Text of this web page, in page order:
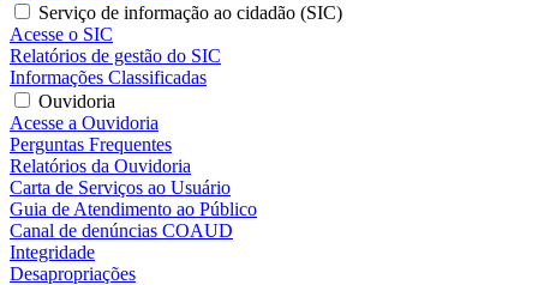
Serviço de informação ao cidadão (SIC)
Acesse o SIC
Relatórios de gestão do SIC
Informações Classificadas
Ouvidoria
Acesse a Ouvidoria
Perguntas Frequentes
Relatórios da Ouvidoria
Carta de Serviços ao Usuário
Guia de Atendimento ao Público
Canal de denúncias COAUD
Integridade
Desapropriações